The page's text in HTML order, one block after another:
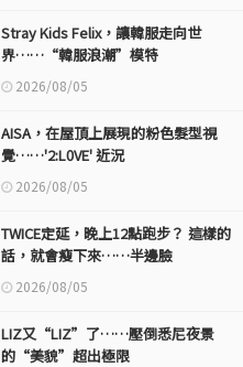
Stray Kids Felix，讓韓服走向世
界……“韓服浪潮”模特
2026/08/05
AISA，在屋頂上展現的粉色髮型視
覺……'2:L0VE' 近況
2026/08/05
TWICE定延，晚上12點跑步？ 這樣的
話，就會瘦下來……半邊臉
2026/08/05
LIZ又“LIZ”了……壓倒悉尼夜景
的“美貌”超出極限